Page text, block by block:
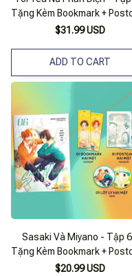
Tặng Kèm Bookmark +
$31.99 USD
ADD TO CART
Sasaki Và Miyano - Tập
Tặng Kèm Bookmark +
2 Mặt + Lót Ly 2 Mặt
$20.99 USD